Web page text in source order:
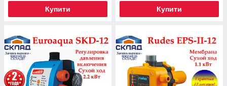
Купити Купити